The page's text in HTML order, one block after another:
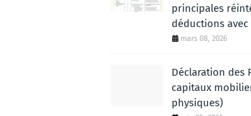
principales
déductions
mars 08, 2026
Déclaration des
capitaux
physiques)